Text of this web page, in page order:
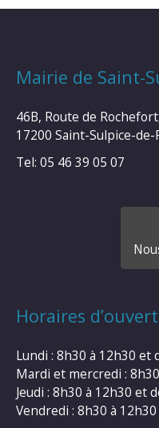
Mairie de Saint-
46B, Route de
17200 Saint-Sulpice-de-
Tel: 05 46 39 05 07
Horaires
Lundi : 8h30 à 12h30 et
Mardi et mercredi :
Jeudi : 8h30 à 12h30 et
Vendredi : 8h30 à 12h30